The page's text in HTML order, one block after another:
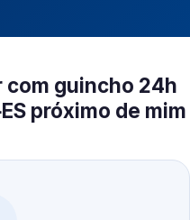
guincho 24h
próximo de mim